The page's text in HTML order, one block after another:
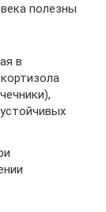
полезны
в